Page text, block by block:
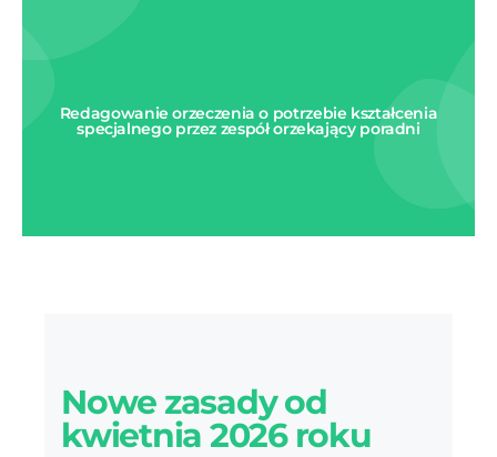
Redagowanie orzeczenia o potrzebie kształcenia
specjalnego przez zespół orzekający poradni
Nowe zasady od
kwietnia 2026 roku